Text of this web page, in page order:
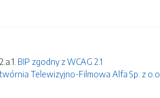
BIP zgodny z WCAG 2.1
Telewizyjno-Filmowa Alfa Sp. z o.o.